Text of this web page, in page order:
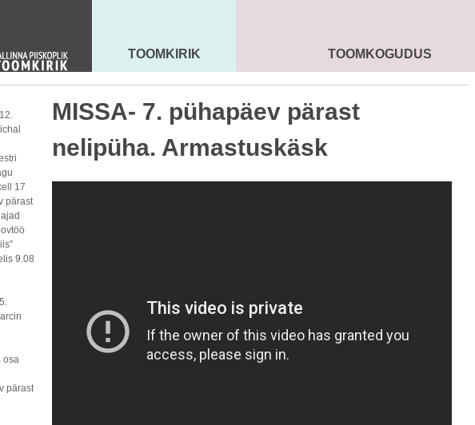
MAARJA KIRIK
TOOMKIRIK SEENIORID KOGUDUS
TOOMKOGUDUS
17
pärast
9.08
osa
pärast
MISSA- 7. pühapäev pärast
nelipüha. Armastuskäsk